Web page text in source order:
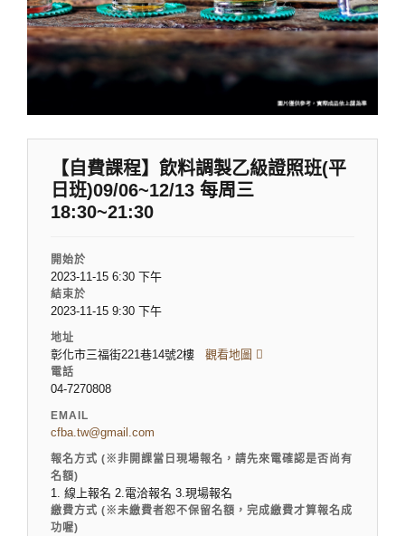
【自費課程】飲料調製乙級證照班(平
日班)09/06~12/13 每周三
18:30~21:30
開始於
2023-11-15 6:30 下午
結束於
2023-11-15 9:30 下午
地址
彰化市三福街221巷14號2樓 觀看地圖
電話
04-7270808
EMAIL
cfba.tw@gmail.com
報名方式 (※非開課當日現場報名，請先來電確認是否尚有
名額)
1. 線上報名 2.電洽報名 3.現場報名
繳費方式 (※未繳費者恕不保留名額，完成繳費才算報名成
功喔)